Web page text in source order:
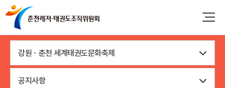
강원ㆍ춘천 세계태권도문화축제
공지사항